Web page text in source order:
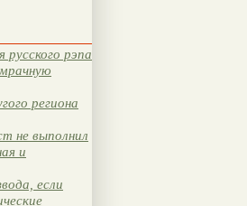
русского рэпа
региона
не выполнил
и
если